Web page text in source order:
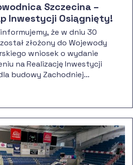
Szczecina –
Inwestycji Osiągnięty!
że w dniu 30
złożony do Wojewody
wniosek o wydanie
na Realizację Inwestycji
budowy Zachodniej
w realizacji tej strategicznej
poprawi sieć
oraz usprawni ruch
drogowy wokół Szczecina.